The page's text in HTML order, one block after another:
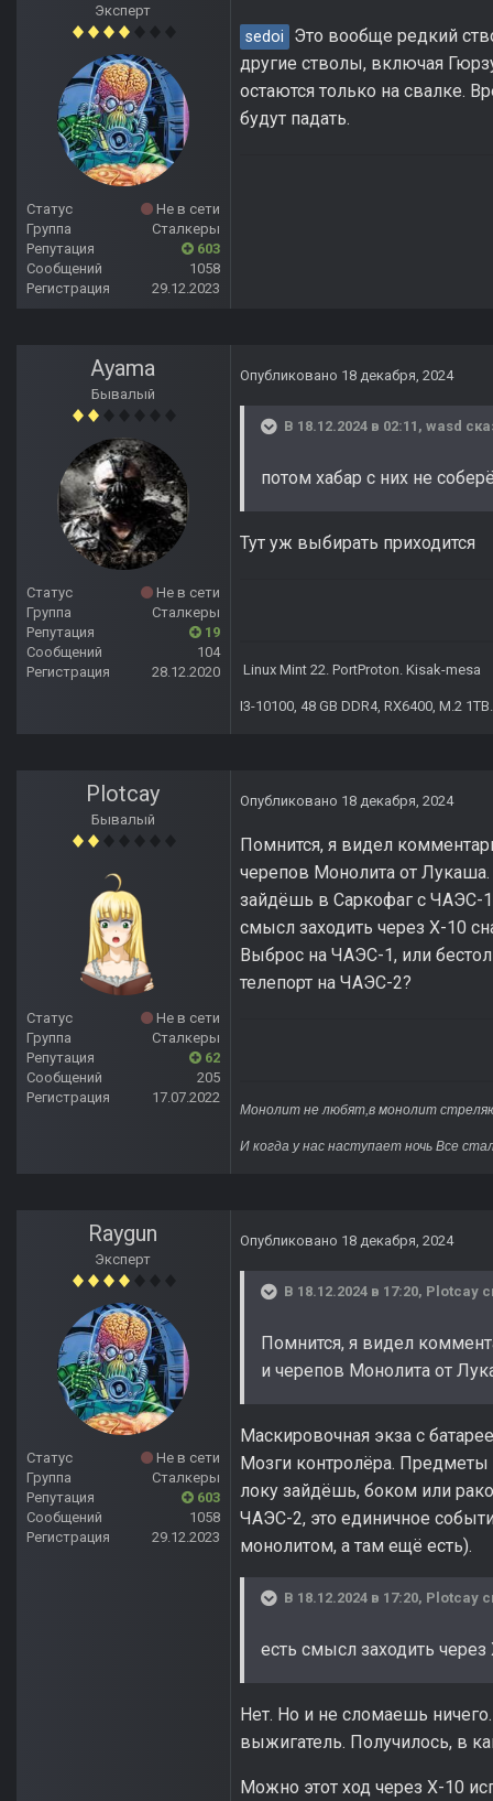
Эксперт
Статус
Не в сети
Группа
Сталкеры
Репутация
603
Сообщений
1058
Регистрация
29.12.2023
sedoi
Это вообще редкий
другие стволы, включая
остаются только на свалке.
будут падать.
Ayama
Бывалый
Статус
Не в сети
Группа
Сталкеры
Репутация
19
Сообщений
104
Регистрация
28.12.2020
Опубликовано 18 декабря, 2024
В 18.12.2024 в 02:11, wasd
потом хабар с них не
Тут уж выбирать приходится
Linux Mint 22. PortProton. Kisak-mesa
I3-10100, 48 GB DDR4, RX6400, M.2 1TB.
Plotcay
Бывалый
Статус
Не в сети
Группа
Сталкеры
Репутация
62
Сообщений
205
Регистрация
17.07.2022
Опубликовано 18 декабря, 2024
Помнится, я видел
черепов Монолита от
зайдёшь в Саркофаг с ЧАЭС-
смысл заходить через Х-10
Выброс на ЧАЭС-1, или
телепорт на ЧАЭС-2?
Монолит не любят,в монолит
И когда у нас наступает ночь Все
Raygun
Эксперт
Статус
Не в сети
Группа
Сталкеры
Репутация
603
Сообщений
1058
Регистрация
29.12.2023
Опубликовано 18 декабря, 2024
В 18.12.2024 в 17:20, Plotcay
Помнится, я видел
и черепов Монолита от
Маскировочная экза с
Мозги контролёра. Предметы
локу зайдёшь, боком или
ЧАЭС-2, это единичное
монолитом, а там ещё есть).
В 18.12.2024 в 17:20, Plotcay
есть смысл заходить через
Нет. Но и не сломаешь
выжигатель. Получилось, в
Можно этот ход через X-10